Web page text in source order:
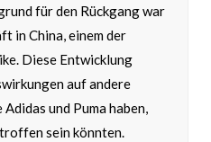
für den Rückgang war
in China, einem der
Diese Entwicklung
auf andere
und Puma haben,
sein könnten.